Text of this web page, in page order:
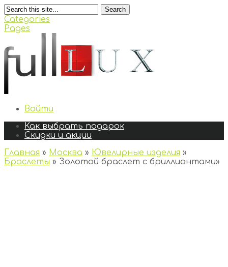
Search
Categories
Pages
Войти
Как выбрать подарок
Скидки и акции
Главная » Москва » Ювелирные изделия »
Браслеты » Золотой браслет с бриллиантами»